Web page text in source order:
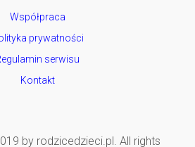
Współpraca
prywatności
serwisu
Kontakt
by rodzicedzieci.pl. All rights